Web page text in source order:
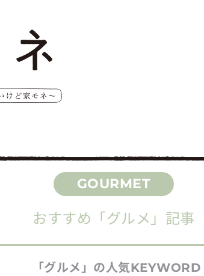
おすすめ 「グルメ」 記事
「グルメ」 の人気KEYWORD